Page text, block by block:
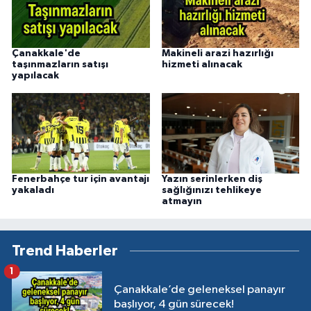
Çanakkale'de
taşınmazların satışı
yapılacak
Makineli arazi hazırlığı
hizmeti alınacak
Fenerbahçe tur için avantajı
yakaladı
Yazın serinlerken diş
sağlığınızı tehlikeye
atmayın
Trend Haberler
Çanakkale’de geleneksel panayır
başlıyor, 4 gün sürecek!
1